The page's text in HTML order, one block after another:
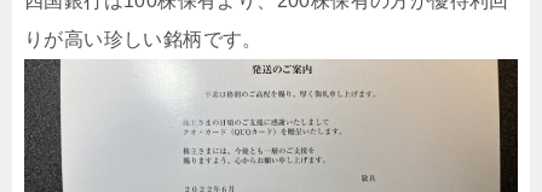
りが高い珍しい銘柄です。